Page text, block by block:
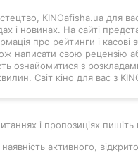
KINOafisha.ua для
і новинах. На сайті
про рейтинги і
написати свою рецензію
ознайомитися з
Світ кіно для вас з
і пропозиціях
активного,